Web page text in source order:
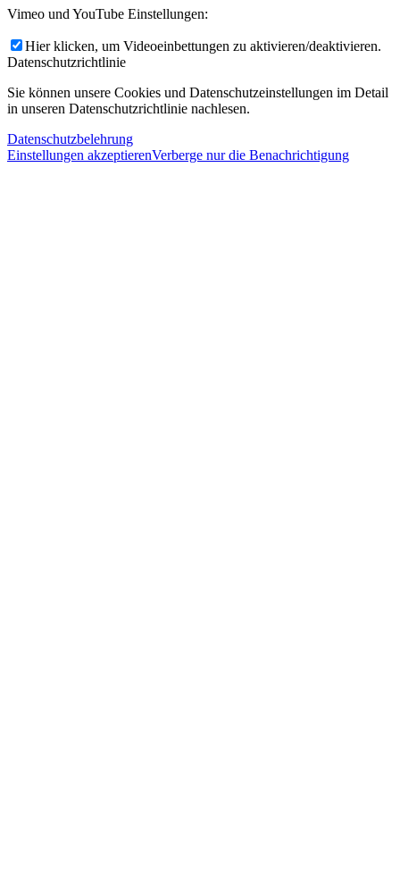
Vimeo und YouTube Einstellungen:
Hier klicken, um Videoeinbettungen zu aktivieren/deaktivieren.
Datenschutzrichtlinie
Sie können unsere Cookies und Datenschutzeinstellungen im Detail
in unseren Datenschutzrichtlinie nachlesen.
Datenschutzbelehrung
Einstellungen akzeptierenVerberge nur die Benachrichtigung